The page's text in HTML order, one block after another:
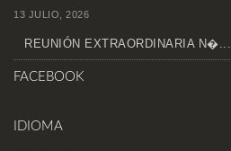
13 JULIO, 2026
REUNIÓN EXTRAORDINARIA N�...
FACEBOOK
IDIOMA